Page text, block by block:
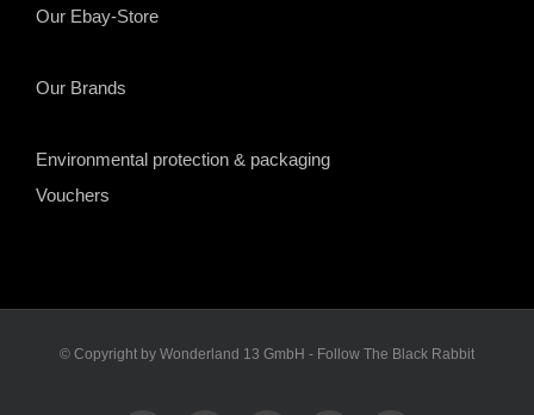
Our Ebay-Store
Our Brands
Environmental protection & packaging
Vouchers
© Copyright by Wonderland 13 GmbH - Follow The Black Rabbit